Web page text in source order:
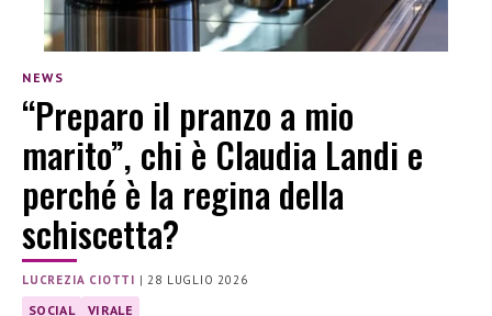
NEWS
“Preparo il pranzo a mio
marito”, chi è Claudia Landi e
perché è la regina della
schiscetta?
LUCREZIA CIOTTI |28 LUGLIO 2026
SOCIAL VIRALE